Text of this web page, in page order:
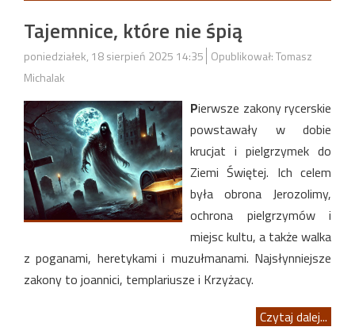
Tajemnice, które nie śpią
poniedziałek, 18 sierpień 2025 14:35 Opublikował: Tomasz
Michalak
Pierwsze zakony rycerskie
powstawały w dobie
krucjat i pielgrzymek do
Ziemi Świętej. Ich celem
była obrona Jerozolimy,
ochrona pielgrzymów i
miejsc kultu, a także walka
z poganami, heretykami i muzułmanami. Najsłynniejsze
zakony to joannici, templariusze i Krzyżacy.
Czytaj dalej...